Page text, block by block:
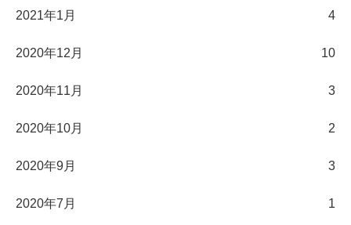
2021年1月 4
2020年12月 10
2020年11月 3
2020年10月 2
2020年9月 3
2020年7月 1